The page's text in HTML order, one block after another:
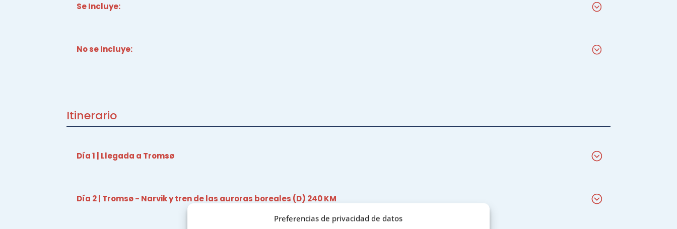
Preferencias de privacidad de datos
Se Incluye:
No se Incluye:
Itinerario
Día 1 | Llegada a Tromsø
Día 2 | Tromsø - Narvik y tren de las auroras boreales (D) 240 KM